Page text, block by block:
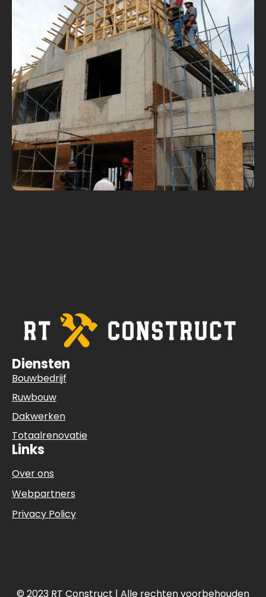
Diensten
Bouwbedrijf
Ruwbouw
Dakwerken
Totaalrenovatie
Links
Over ons
Webpartners
Privacy Policy
© 2023 RT Construct | Alle rechten voorbehouden